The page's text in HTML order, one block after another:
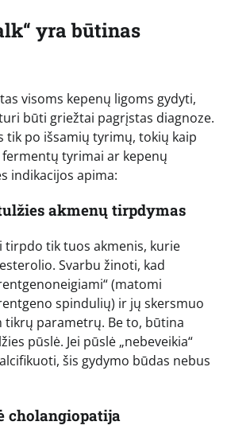
yra būtinas
visoms kepenų ligoms gydyti,
būti griežtai pagrįstas diagnoze.
tik po išsamių tyrimų, tokių kaip
tyrimai ar kepenų
indikacijos apima:
akmenų tirpdymas
tirpdo tik tuos akmenis, kurie
Svarbu žinoti, kad
(matomi
spindulių) ir jų skersmuo
parametrų. Be to, būtina
pūslė. Jei pūslė „nebeveikia“
šis gydymo būdas nebus
cholangiopatija